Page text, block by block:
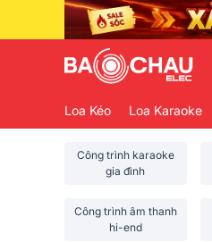
Loa Kéo Loa Karaoke
Công trình karaoke
gia đình
Công trình âm thanh
hi-end